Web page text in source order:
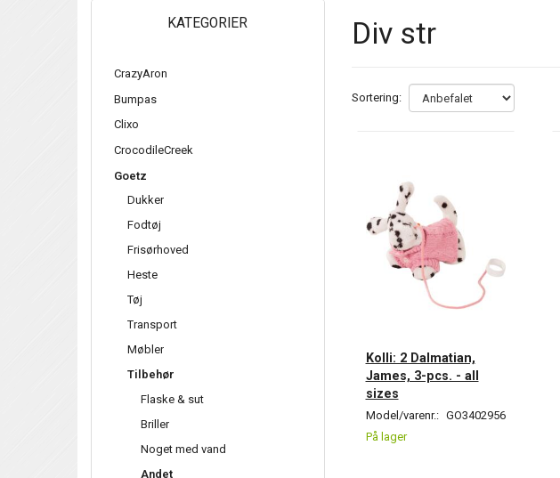
KATEGORIER
CrazyAron
Bumpas
Clixo
CrocodileCreek
Goetz
Dukker
Fodtøj
Frisørhoved
Heste
Tøj
Transport
Møbler
Tilbehør
Flaske & sut
Briller
Noget med vand
Andet
Div str
Sortering:
Kolli: 2 Dalmatian,
James, 3-pcs. - all
sizes
Model/varenr.: GO3402956
På lager